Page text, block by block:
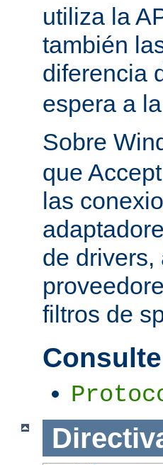
utiliza la
también
diferencia
espera a
Sobre
que
las
de drivers,
filtros de